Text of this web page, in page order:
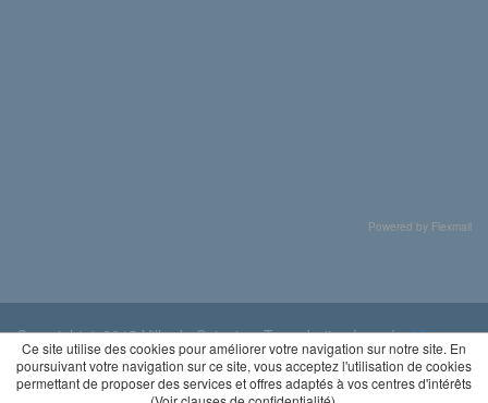
Powered by Flexmail
Copyright © 2015 Ville de Soignies. Tous droits réservés.Vie
privée
Ce site utilise des cookies pour améliorer votre navigation sur notre site. En
poursuivant votre navigation sur ce site, vous acceptez l'utilisation de cookies
permettant de proposer des services et offres adaptés à vos centres d'intérêts